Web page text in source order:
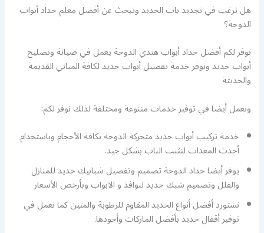
هل ترغب في تجديد باب الحديد وتبحث عن أفضل معلم حداد أبواب
الدوحة؟
نوفر لكم أفضل حداد أبواب هندي الدوحة يعمل في صيانة وتصليح
أبواب حديد ونوفر خدمة تفصيل أبواب حديد لكافة المباني القديمة
والحديثة
ونعمل أيضا في توفير خدمات متنوعة ومختلفة لذلك نوفر لكم:
خدمة تركيب أبواب حديد متحركة الدوحة بكافة الأحجام وباستخدام
أحدث المعدات لتثبت الباب بشكل جيد.
يوفر أيضا حداد الدوحة تصميم وتفصيل شبابيك حديد للمنازل
والفلل وتصميم شبك حديد لنوافذ و الابواب وبأرخص الأسعار
نستورد أفضل أنواع الحديد المقاوم للرطوبة والمتين كما نعمل في
توفير أقفال حديد بأفضل الماركات وأجودها.